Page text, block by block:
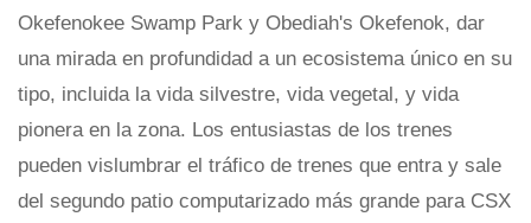
Okefenokee Swamp Park y Obediah's Okefenok, dar
una mirada en profundidad a un ecosistema único en su
tipo, incluida la vida silvestre, vida vegetal, y vida
pionera en la zona. Los entusiastas de los trenes
pueden vislumbrar el tráfico de trenes que entra y sale
del segundo patio computarizado más grande para CSX